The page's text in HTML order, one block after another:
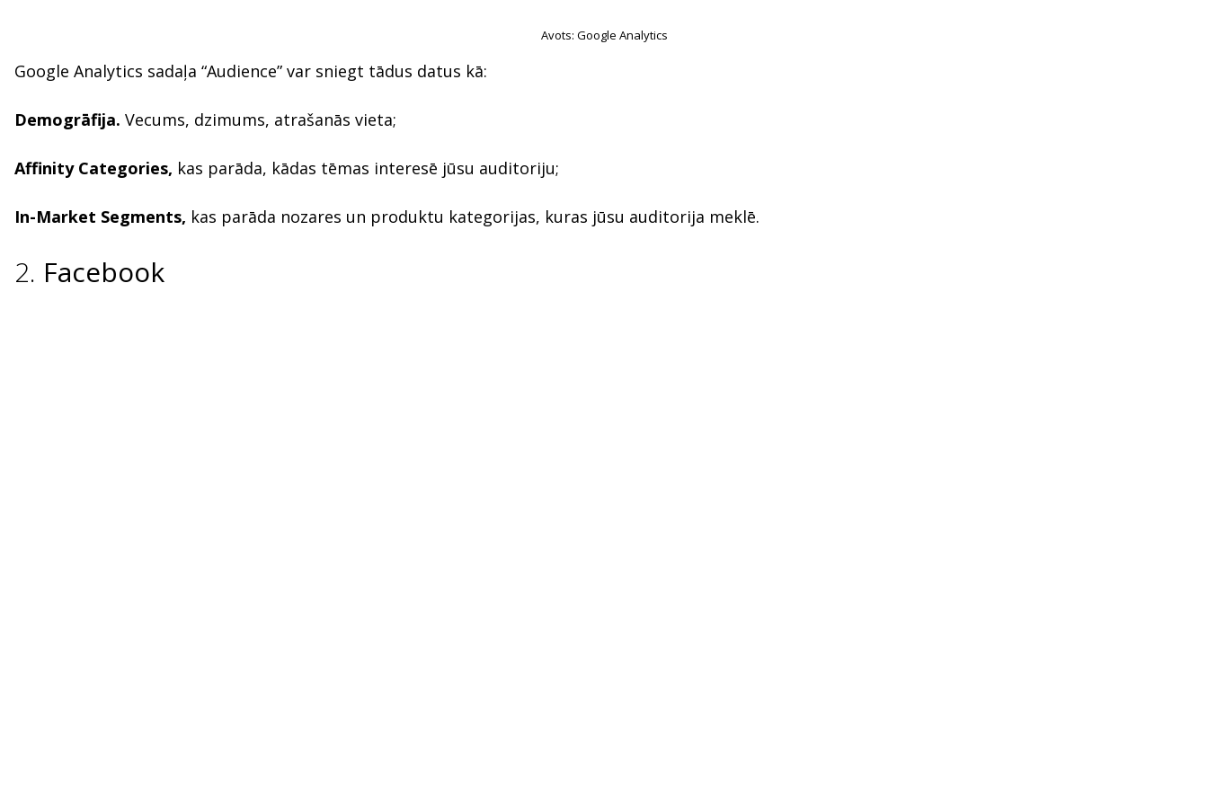
Avots: Google Analytics
Google Analytics sadaļa “Audience” var sniegt tādus datus kā:
Demogrāfija. Vecums, dzimums, atrašanās vieta;
Affinity Categories, kas parāda, kādas tēmas interesē jūsu auditoriju;
In-Market Segments, kas parāda nozares un produktu kategorijas, kuras jūsu auditorija meklē.
2. Facebook